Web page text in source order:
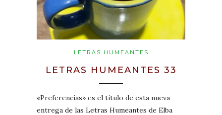
LETRAS HUMEANTES
LETRAS HUMEANTES 33
«Preferencias» es el título de esta nueva
entrega de las Letras Humeantes de Elba